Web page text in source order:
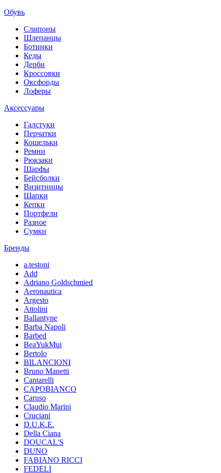
Обувь
Слипоны
Шлепанцы
Ботинки
Кеды
Дерби
Кроссовки
Оксфорды
Лоферы
Аксессуары
Галстуки
Перчатки
Кошельки
Ремни
Рюкзаки
Шарфы
Бейсболки
Визитницы
Шапки
Кепки
Портфели
Разное
Сумки
Бренды
a.testoni
Add
Adriano Goldschmied
Aeronautica
Argesto
Attolini
Ballantyne
Barba Napoli
Barbed
BeaYukMui
Bertolo
BILANCIONI
Bruno Manetti
Cantarelli
CAPOBIANCO
Caruso
Claudio Marini
Cruciani
D.U.K.E.
Della Ciana
DOUCAL'S
DUNO
FABIANO RICCI
FEDELI